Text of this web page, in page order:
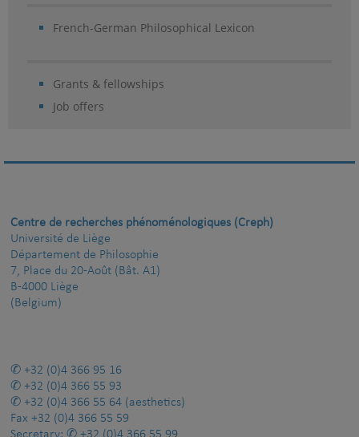
French-German Philosophical Lexicon
Grants & fellowships
Job offers
Centre de recherches phénoménologiques (Creph)
Université de Liège
Département de Philosophie
7, Place du 20-Août (Bât. A1)
B-4000 Liège
(Belgium)
+32 (0)4 366 95 16
+32 (0)4 366 55 93
+32 (0)4 366 55 64 (aesthetics)
Fax +32 (0)4 366 55 59